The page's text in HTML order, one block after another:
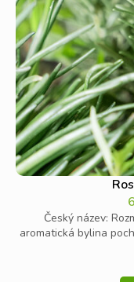
Český název:
aromatická bylina